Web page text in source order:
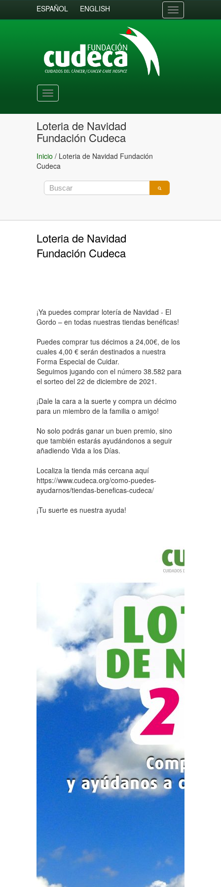
ESPAÑOL ENGLISH
Toggle
navigation
Toggle
navigation
Loteria de Navidad
Fundación Cudeca
Inicio / Loteria de Navidad Fundación
Cudeca
Loteria de Navidad
Fundación Cudeca
¡Ya puedes comprar lotería de Navidad - El
Gordo – en todas nuestras tiendas benéficas!
Puedes comprar tus décimos a 24,00€, de los
cuales 4,00 € serán destinados a nuestra
Forma Especial de Cuidar.
Seguimos jugando con el número 38.582 para
el sorteo del 22 de diciembre de 2021.
¡Dale la cara a la suerte y compra un décimo
para un miembro de la familia o amigo!
No solo podrás ganar un buen premio, sino
que también estarás ayudándonos a seguir
añadiendo Vida a los Días.
Localiza la tienda más cercana aquí
https://www.cudeca.org/como-puedes-
ayudarnos/tiendas-beneficas-cudeca/
¡Tu suerte es nuestra ayuda!